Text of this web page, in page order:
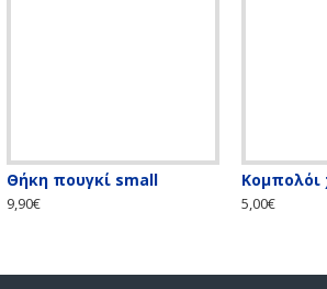
Θήκη πουγκί small
9,90€ 5,00€